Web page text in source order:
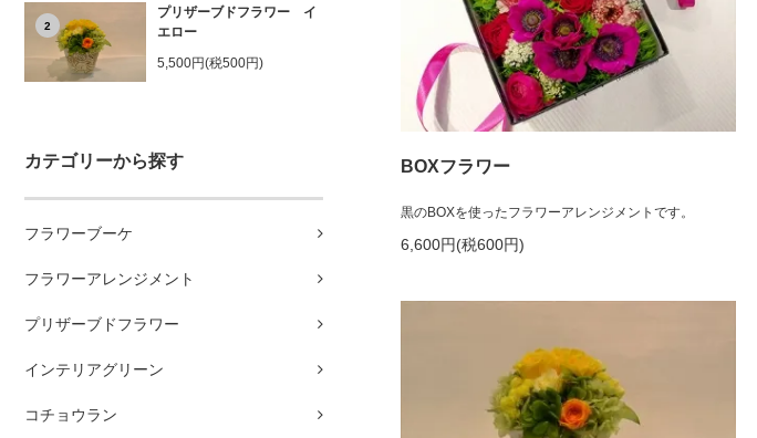
2
プリザーブドフラワー イ
エロー
5,500円(税500円)
カテゴリーから探す
フラワーブーケ
フラワーアレンジメント
プリザーブドフラワー
インテリアグリーン
コチョウラン
BOXフラワー
黒のBOXを使ったフラワーアレンジメントです。
6,600円(税600円)